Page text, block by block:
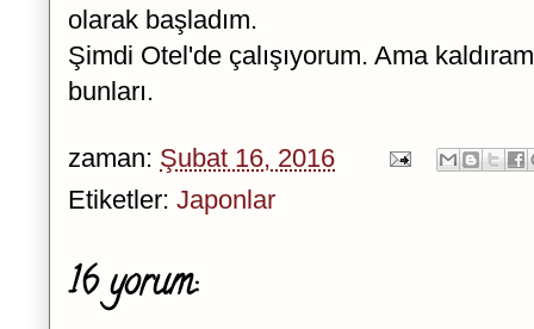
olarak başladım.
Şimdi Otel'de çalışıyorum. Ama
bunları.
zaman: Şubat 16, 2016
Etiketler: Japonlar
16 yorum: